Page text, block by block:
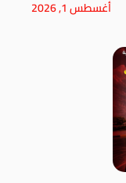
أغسطس 1, 2026